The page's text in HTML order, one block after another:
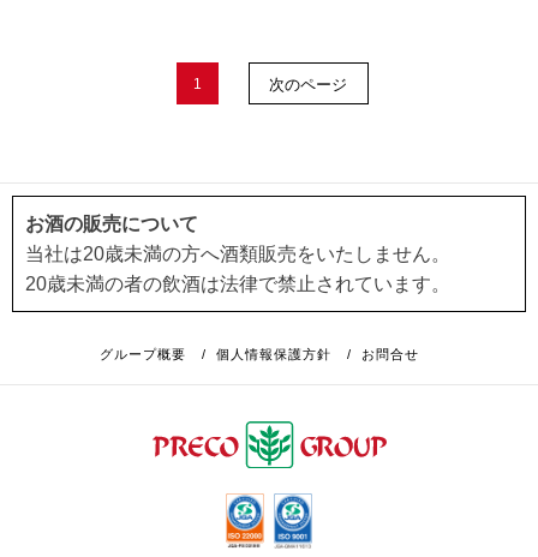
1 次のページ
お酒の販売について
当社は20歳未満の方へ酒類販売をいたしません。
20歳未満の者の飲酒は法律で禁止されています。
グループ概要 / 個人情報保護方針 / お問合せ